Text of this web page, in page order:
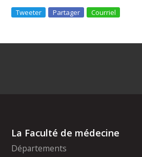
Tweeter Partager Courriel
La Faculté de médecine
Départements